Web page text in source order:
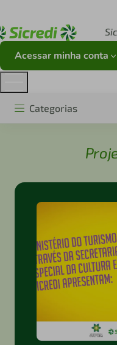
Acessar minha conta
Categorias